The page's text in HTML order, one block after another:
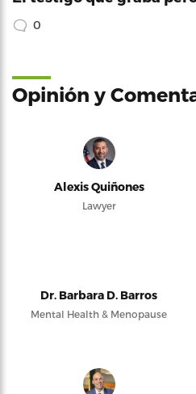
0
Opinión y
Alexis Quiñones
Lawyer
Dr. Barbara D. Barros
Mental Health & Menopause